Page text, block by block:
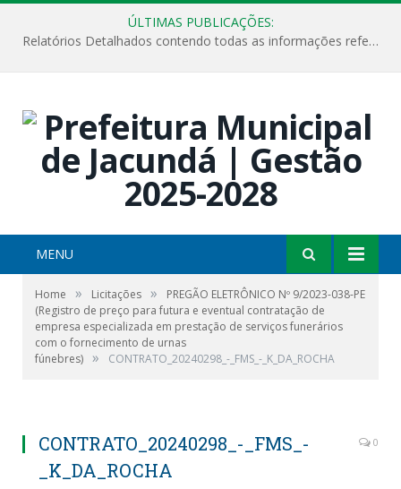
ÚLTIMAS PUBLICAÇÕES:
Relatórios Detalhados contendo todas as informações referentes a execução de recursos destinados ao fomento de projetos culturais no Município de Jacundá entre os anos de 2022 ao presente ano de 2026.
MENU
Home » Licitações »
PREGÃO ELETRÔNICO Nº 9/2023-038-PE
(Registro de preço para futura e eventual contratação de
empresa especializada em prestação de serviços funerários
com o fornecimento de urnas
fúnebres) » CONTRATO_20240298_-_FMS_-_K_DA_ROCHA
CONTRATO_20240298_-_FMS_-
_K_DA_ROCHA
0